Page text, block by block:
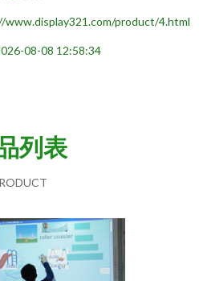
product/4.html
08-08 12:58:34
列表